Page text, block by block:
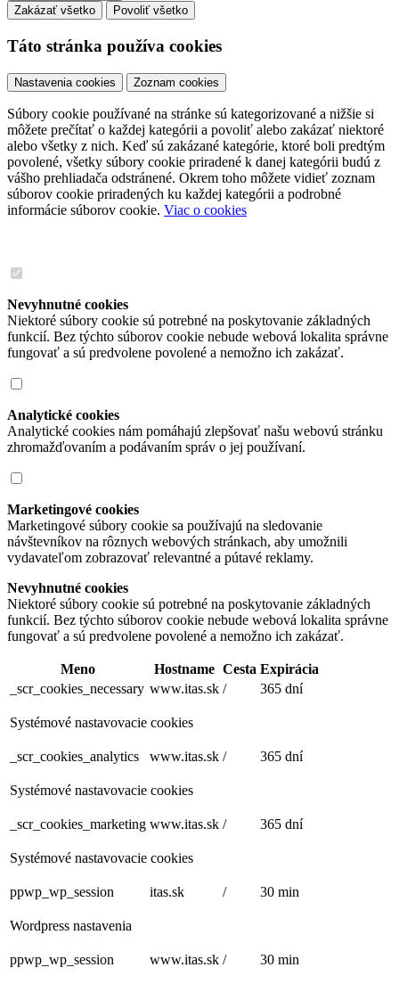
Zakázať všetko
Povoliť všetko
Táto stránka používa cookies
Nastavenia cookies Zoznam cookies
Súbory cookie používané na stránke sú kategorizované a nižšie si
môžete prečítať o každej kategórii a povoliť alebo zakázať niektoré
alebo všetky z nich. Keď sú zakázané kategórie, ktoré boli predtým
povolené, všetky súbory cookie priradené k danej kategórii budú z
vášho prehliadača odstránené. Okrem toho môžete vidieť zoznam
súborov cookie priradených ku každej kategórii a podrobné
informácie súborov cookie. Viac o cookies
Nevyhnutné cookies
Niektoré súbory cookie sú potrebné na poskytovanie základných
funkcií. Bez týchto súborov cookie nebude webová lokalita správne
fungovať a sú predvolene povolené a nemožno ich zakázať.
Analytické cookies
Analytické cookies nám pomáhajú zlepšovať našu webovú stránku
zhromažďovaním a podávaním správ o jej používaní.
Marketingové cookies
Marketingové súbory cookie sa používajú na sledovanie
návštevníkov na rôznych webových stránkach, aby umožnili
vydavateľom zobrazovať relevantné a pútavé reklamy.
Nevyhnutné cookies
Niektoré súbory cookie sú potrebné na poskytovanie základných
funkcií. Bez týchto súborov cookie nebude webová lokalita správne
fungovať a sú predvolene povolené a nemožno ich zakázať.
Meno Hostname Cesta Expirácia
_scr_cookies_necessary www.itas.sk / 365 dní
Systémové nastavovacie cookies
_scr_cookies_analytics www.itas.sk / 365 dní
Systémové nastavovacie cookies
_scr_cookies_marketing www.itas.sk / 365 dní
Systémové nastavovacie cookies
ppwp_wp_session itas.sk / 30 min
Wordpress nastavenia
ppwp_wp_session www.itas.sk / 30 min